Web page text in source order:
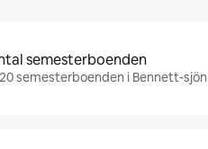
semesterboenden
semesterboenden i Bennett-sjön